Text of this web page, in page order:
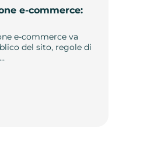
e-commerce:
e-commerce va
del sito, regole di